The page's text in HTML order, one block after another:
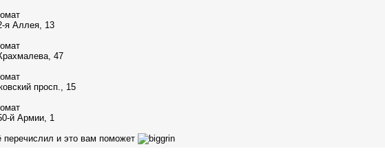
я Аллея, 13
47
просп., 15
й Армии, 1
перечислил и это вам поможет